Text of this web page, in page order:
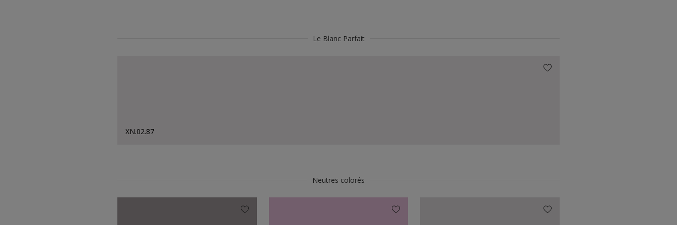
Le Blanc Parfait
XN.02.87
Neutres colorés